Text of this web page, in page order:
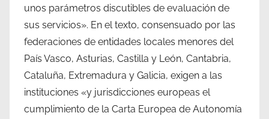
unos parámetros discutibles de evaluación de
sus servicios». En el texto, consensuado por las
federaciones de entidades locales menores del
País Vasco, Asturias, Castilla y León, Cantabria,
Cataluña, Extremadura y Galicia, exigen a las
instituciones «y jurisdicciones europeas el
cumplimiento de la Carta Europea de Autonomía